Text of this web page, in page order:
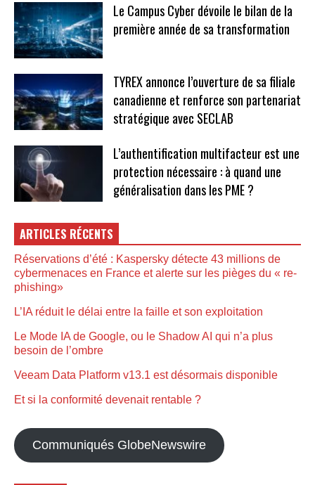
Le Campus Cyber dévoile le bilan de la
première année de sa transformation
TYREX annonce l’ouverture de sa filiale
canadienne et renforce son partenariat
stratégique avec SECLAB
L’authentification multifacteur est une
protection nécessaire : à quand une
généralisation dans les PME ?
ARTICLES RÉCENTS
Réservations d’été : Kaspersky détecte 43 millions de
cybermenaces en France et alerte sur les pièges du « re-
phishing»
L’IA réduit le délai entre la faille et son exploitation
Le Mode IA de Google, ou le Shadow AI qui n’a plus
besoin de l’ombre
Veeam Data Platform v13.1 est désormais disponible
Et si la conformité devenait rentable ?
Communiqués GlobeNewswire